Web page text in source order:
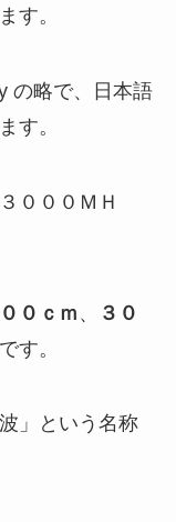
す。
の略で、日本語
す。
０００ＭＨ
０ｃｍ 、
３０
す。
」という名称